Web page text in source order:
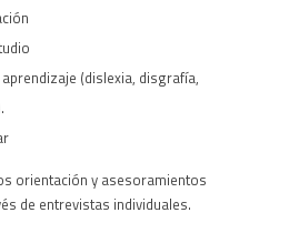
(dislexia, disgrafía,
orientación y asesoramientos
de entrevistas individuales.